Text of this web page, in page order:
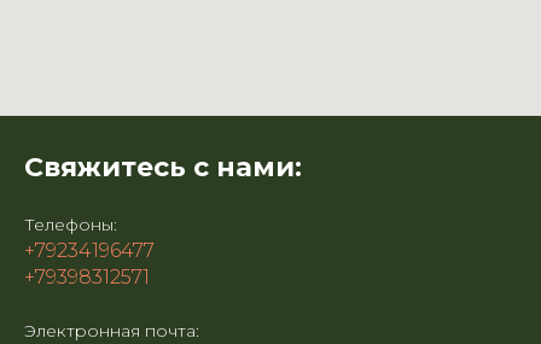
Свяжитесь с нами:
Телефоны:
+79234196477
+79398312571
Электронная почта: